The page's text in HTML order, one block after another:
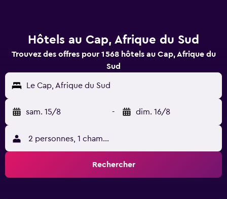
Hôtels au Cap, Afrique du Sud
Trouvez des offres pour 1 568 hôtels au Cap, Afrique du
Sud
Le Cap, Afrique du Sud
sam. 15/8 - dim. 16/8
2 personnes, 1 chambre
Rechercher